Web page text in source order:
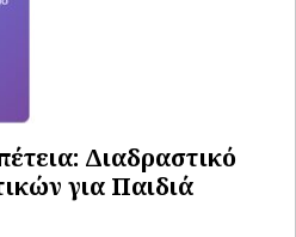
Διαδραστικό
για Παιδιά